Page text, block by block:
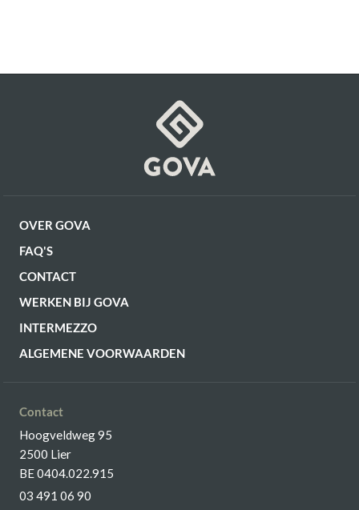
OVER GOVA
FAQ'S
CONTACT
WERKEN BIJ GOVA
INTERMEZZO
ALGEMENE VOORWAARDEN
Contact
Hoogveldweg 95
2500 Lier
BE 0404.022.915
03 491 06 90